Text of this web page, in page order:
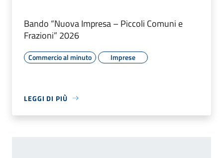
Bando “Nuova Impresa – Piccoli Comuni e
Frazioni” 2026
Commercio al minuto Imprese
LEGGI DI PIÙ